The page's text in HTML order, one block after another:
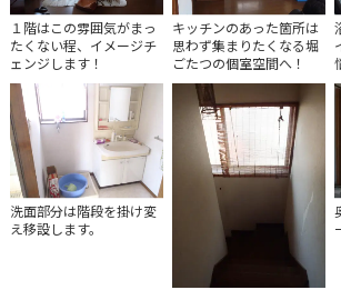
１階はこの雰囲気がまっ
たくない程、イメージチ
ェンジします！
キッチンのあった箇所は
思わず集まりたくなる堀
ごたつの個室空間へ！
洗面部分は階段を掛け変
え移設します。